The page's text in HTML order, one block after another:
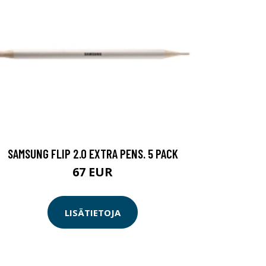
SAMSUNG FLIP 2.0 EXTRA PENS. 5 PACK
67 EUR
LISÄTIETOJA